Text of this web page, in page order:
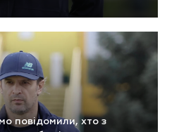
повідомили, хто з